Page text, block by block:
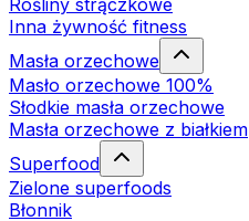
Rośliny strączkowe
Inna żywność fitness
Masła orzechowe
Masło orzechowe 100%
Słodkie masła orzechowe
Masła orzechowe z białkiem
Superfood
Zielone superfoods
Błonnik